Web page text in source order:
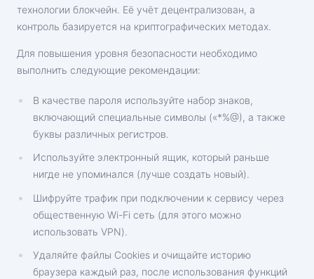
технологии блокчейн. Её учёт децентрализован, а
контроль базируется на криптографических методах.
Для повышения уровня безопасности необходимо
выполнить следующие рекомендации:
В качестве пароля используйте набор знаков,
включающий специальные символы («*%@), а также
буквы различных регистров.
Используйте электронный ящик, который раньше
нигде не упоминался (лучше создать новый).
Шифруйте трафик при подключении к сервису через
общественную Wi-Fi сеть (для этого можно
использовать VPN).
Удаляйте файлы Cookies и очищайте историю
браузера каждый раз, после использования функций